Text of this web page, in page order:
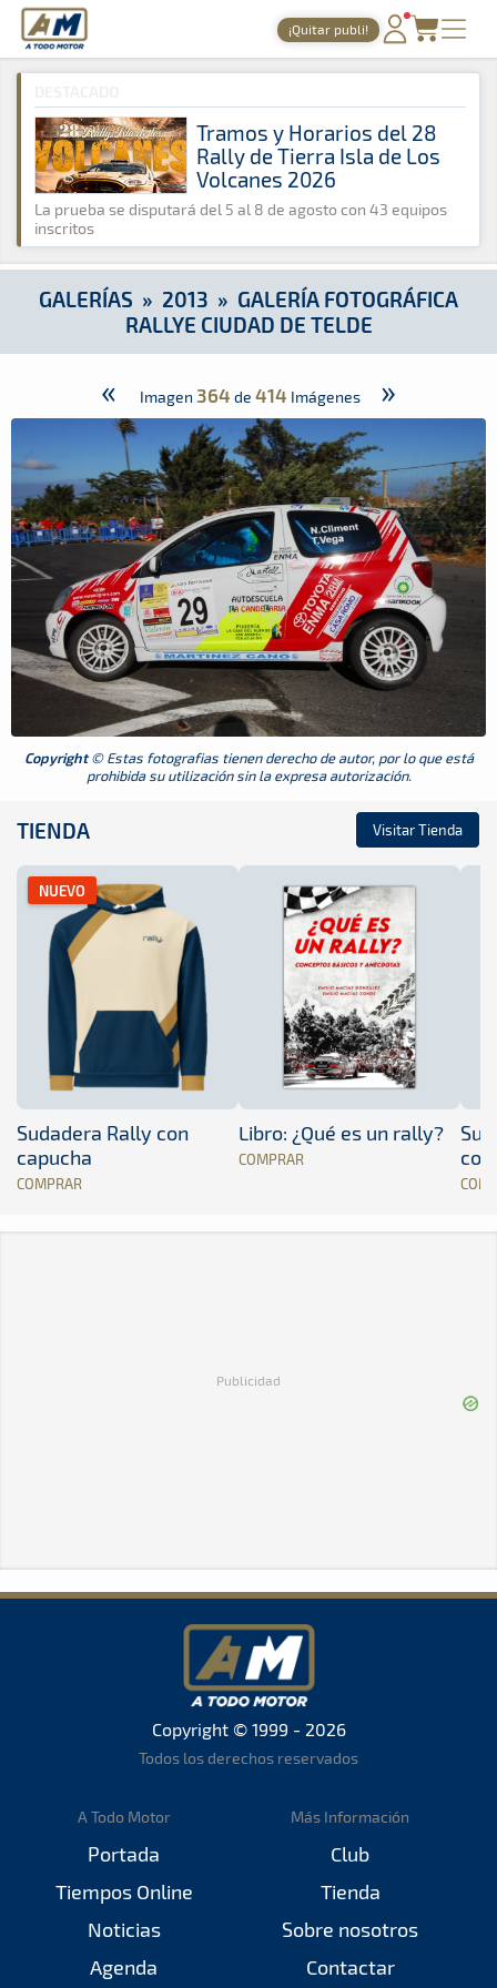
A Todo Motor · Revista del motor desde 1999
¡Quitar publi!
PORTADA
TIEMPOS ONLINE
NOTICIAS
AGENDA
GALERÍAS
TIENDA
ARCHIVO
A Todo Motor » Galerías » 2013 » Galería Fotográfica Rallye
Tramos y Horarios del 28
Rally de Tierra Isla de Los
Volcanes 2026
La prueba se disputará del 5 al 8 de agosto con 43 equipos
inscritos
GALERÍAS » 2013 » GALERÍA FOTOGRÁFICA
RALLYE CIUDAD DE TELDE
« Imagen 364 de 414 Imágenes »
Copyright© Estas fotografias tienen derecho de autor, por lo que está
prohibida su utilización sin la expresa autorización.
TIENDA Visitar Tienda
NUEVO
Sudadera Rally con
capucha
COMPRAR
Libro: ¿Qué es un rally?
COMPRAR
Publicidad
Copyright © 1999 - 2026
Todos los derechos reservados
A Todo Motor
Portada
Tiempos Online
Noticias
Agenda
Más Información
Club
Tienda
Sobre nosotros
Contactar